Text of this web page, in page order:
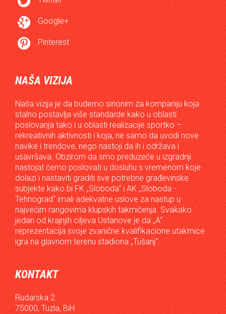
 Google+
 Pinterest
NAŠA VIZIJA
Naša vizija je da budemo sinonim za kompaniju koja
stalno postavlja više standarde kako u oblasti
poslovanja tako i u oblasti realizacije sportko –
rekreativnih aktivnosti i koja, ne samo da uvodi nove
navike i trendove, nego nastoji da ih i održava i
usavršava. Obzirom da smo preduzeće u izgradnji
nastojat ćemo poslovati u dosluhu s vremenom koje
dolazi i nastaviti graditi sve potrebne građevinske
subjekte kako bi FK „Sloboda“ i AK „Sloboda -
Tehnograd“ imali adekvatne uslove za nastup u
najvećim rangovima klupskih takmičenja. Svakako
jedan od krajnjih ciljeva Ustanove je da „A“
reprezentacija svoje zvanične kvalifikacione utakmice
igra na glavnom terenu stadiona „Tušanj“.
KONTAKT
Rudarska 2
75000, Tuzla, BiH